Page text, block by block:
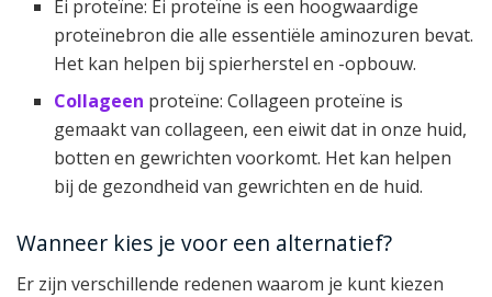
Ei proteïne: Ei proteïne is een hoogwaardige
proteïnebron die alle essentiële aminozuren bevat.
Het kan helpen bij spierherstel en -opbouw.
Collageen proteïne: Collageen proteïne is
gemaakt van collageen, een eiwit dat in onze huid,
botten en gewrichten voorkomt. Het kan helpen
bij de gezondheid van gewrichten en de huid.
Wanneer kies je voor een alternatief?
Er zijn verschillende redenen waarom je kunt kiezen